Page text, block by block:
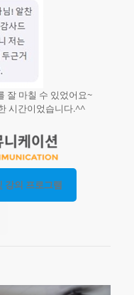
잘 마칠 수 있었어요~
시간이었습니다.^^
강의 프로그램